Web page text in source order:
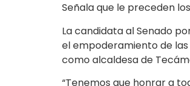
Señala que le preceden
La candidata al Senado
el empoderamiento de
como alcaldesa de
“Tenemos que honrar a